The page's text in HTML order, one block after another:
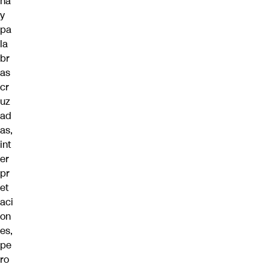
y
pa
la
br
as
cr
uz
ad
as,
int
er
pr
et
aci
on
es,
pe
ro